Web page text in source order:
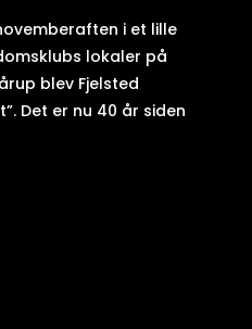
i et lille
lokaler på
blev Fjelsted
Det er nu 40 år siden